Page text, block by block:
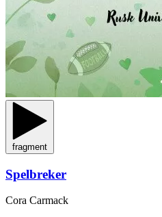
fragment
Spelbreker
Cora Carmack